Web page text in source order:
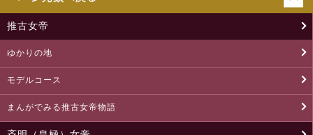
推古女帝
ゆかりの地
モデルコース
まんがでみる推古女帝物語